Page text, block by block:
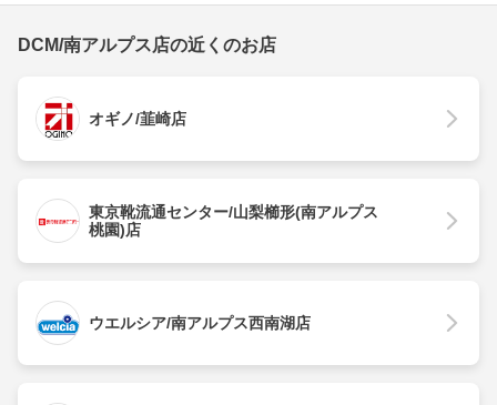
DCM/南アルプス店の近くのお店
オギノ/韮崎店
東京靴流通センター/山梨櫛形(南アルプス
桃園)店
ウエルシア/南アルプス西南湖店